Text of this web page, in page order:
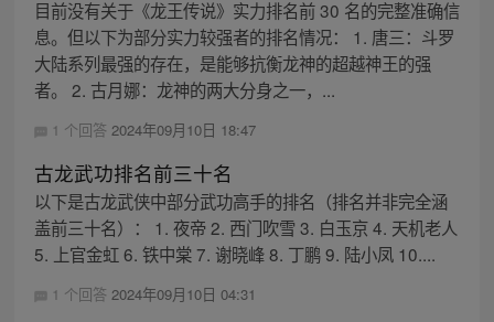
目前没有关于《龙王传说》实力排名前 30 名的完整准确信
息。但以下为部分实力较强者的排名情况： 1. 唐三：斗罗
大陆系列最强的存在，是能够抗衡龙神的超越神王的强
者。 2. 古月娜：龙神的两大分身之一，...
1 个回答 2024年09月10日 18:47
古龙武功排名前三十名
以下是古龙武侠中部分武功高手的排名（排名并非完全涵
盖前三十名）： 1. 夜帝 2. 西门吹雪 3. 白玉京 4. 天机老人
5. 上官金虹 6. 铁中棠 7. 谢晓峰 8. 丁鹏 9. 陆小凤 10....
1 个回答 2024年09月10日 04:31